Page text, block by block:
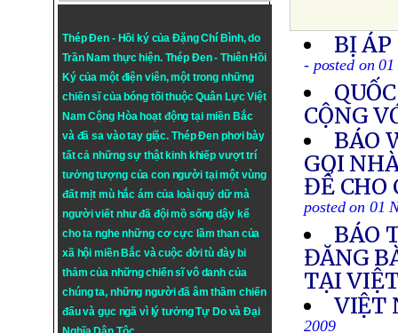
Thép Đen - Hồi ký của Đặng Chí Bình, do
Trần Nam thực hiện. Thép Đen- Thiên Hồi
Ký của một điện viên, một trong những
chiến sĩ của bóng tối thuộc Quân Lực Việt
Nam Cộng Hòa hoạt động tại miền Bắc
và đã sa vào tay giặc. Thép Đen phơi bày
tất cả những sự thật kinh khiếp vượt trí
tưởng tượng của con người tại một vùng
đất mịt mù hắc ám của loài quỷ dữ mà
người viết như đã đội mồ sống dậy kể
cho ta nghe những cơ cực lầm than của
xã hội miền Bắc và cuộc đời tù đày bi
thảm của những chiến sĩ vô danh của
chúng ta, những người đã âm thầm chiến
đấu và gục ngã vì lý tưởngTự DovàĐại
BỊ
- posted on
CỘNG
BÁO
GỌI
ĐỂ CHO
posted on 01
BÁO
ĐĂNG
TẠI
VIỆT